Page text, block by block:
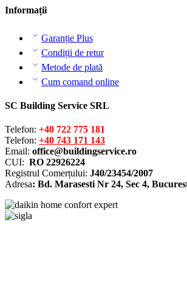
Informații
Garanție Plus
Condiții de retur
Metode de plată
Cum comand online
SC Building Service SRL
Telefon: +40 722 775 181
Telefon: +40 743 171 143
Email: office@buildingservice.ro
CUI: RO 22926224
Registrul Comerțului: J40/23454/2007
Adresa: Bd. Marasesti Nr 24, Sec 4,